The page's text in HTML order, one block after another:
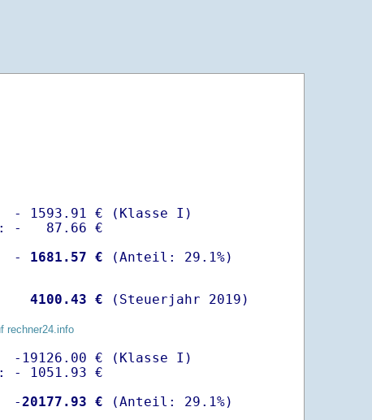
1593.91 € (Klasse I)
-   87.66 €
-
1681.57 €
4100.43 € (Steuerjahr 2019)
rechner24.info
€ (Klasse I)
- 1051.93 €
-20177.93 €